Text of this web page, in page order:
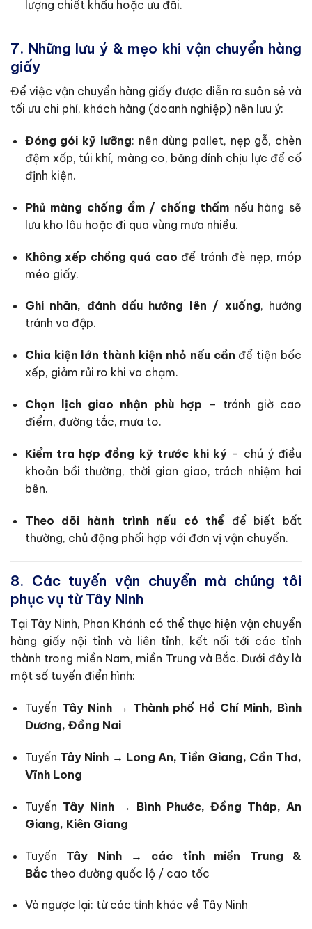
lượng chiết khấu hoặc ưu đãi.
7. Những lưu ý & mẹo khi vận chuyển hàng
giấy
Để việc vận chuyển hàng giấy được diễn ra suôn sẻ và
tối ưu chi phí, khách hàng (doanh nghiệp) nên lưu ý:
Đóng gói kỹ lưỡng: nên dùng pallet, nẹp gỗ, chèn
đệm xốp, túi khí, màng co, băng dính chịu lực để cố
định kiện.
Phủ màng chống ẩm / chống thấm nếu hàng sẽ
lưu kho lâu hoặc đi qua vùng mưa nhiều.
Không xếp chồng quá cao để tránh đè nẹp, móp
méo giấy.
Ghi nhãn, đánh dấu hướng lên / xuống, hướng
tránh va đập.
Chia kiện lớn thành kiện nhỏ nếu cần để tiện bốc
xếp, giảm rủi ro khi va chạm.
Chọn lịch giao nhận phù hợp – tránh giờ cao
điểm, đường tắc, mưa to.
Kiểm tra hợp đồng kỹ trước khi ký – chú ý điều
khoản bồi thường, thời gian giao, trách nhiệm hai
bên.
Theo dõi hành trình nếu có thểđể biết bất
thường, chủ động phối hợp với đơn vị vận chuyển.
8. Các tuyến vận chuyển mà chúng tôi
phục vụ từ Tây Ninh
Tại Tây Ninh, Phan Khánh có thể thực hiện vận chuyển
hàng giấy nội tỉnh và liên tỉnh, kết nối tới các tỉnh
thành trong miền Nam, miền Trung và Bắc. Dưới đây là
một số tuyến điển hình:
Tuyến Tây Ninh → Thành phố Hồ Chí Minh, Bình
Dương, Đồng Nai
Tuyến Tây Ninh → Long An, Tiền Giang, Cần Thơ,
Vĩnh Long
Tuyến Tây Ninh → Bình Phước, Đồng Tháp, An
Giang, Kiên Giang
Tuyến Tây Ninh → các tỉnh miền Trung &
Bắctheo đường quốc lộ / cao tốc
Và ngược lại: từ các tỉnh khác về Tây Ninh